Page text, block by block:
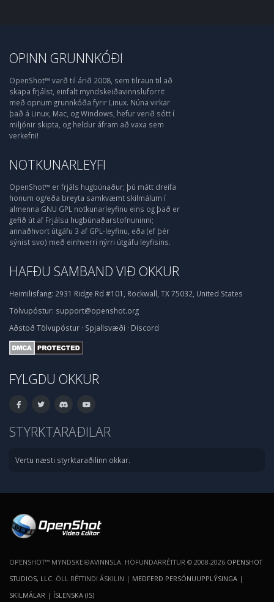
OPINN GRUNNKÓÐI
OpenShot™ varð til árið 2008, sem tilraun til að
skapa frjálst, einfalt myndskeiðavinnsluforrit
með opnum grunnkóða fyrir Linux. Núna virkar
það á Linux, Mac, og Windows, hefur verið sótt í
miljónir skipta, og heldur áfram að vaxa sem
verkefni!
NOTKUNARLEYFI
OpenShot™ er frjáls hugbúnaður; þú mátt dreifa
honum og/eða breyta samkvæmt skilmálum í
almenna GNU GPL notkunarleyfinu eins og það er
gefið út af Frjálsu hugbúnaðarstofnuninni;
annaðhvort útgáfu 3 af GPL-leyfinu, eða (ef þér
sýnist svo) með einhverri nýrri útgáfu leyfisins.
HAFÐU SAMBAND VIÐ OKKUR
Heimilisfang: 2931 Ridge Rd #101, Rockwall, TX 75032, United States
Tölvupóstur: support@openshot.org
Aðstoð Tölvupóstur · Spjallsvæði · Discord
FYLGDU OKKUR
STYRKTARAÐILAR
Vertu næsti styrktaraðilinn okkar.
OPENSHOT™ MYNDSKEIÐAVINNSLA. HÖFUNDARRÉTTUR © 2008-2026 OPENSHOT
STUDIOS, LLC . ÖLL RÉTTINDI ÁSKILIN | MEÐFERÐ PERSÓNUUPPLÝSINGA |
SKILMÁLAR | ÍSLENSKA (IS)